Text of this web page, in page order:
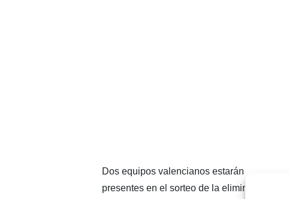
Dos equipos valencianos estarán
presentes en el sorteo de la eliminatoria de